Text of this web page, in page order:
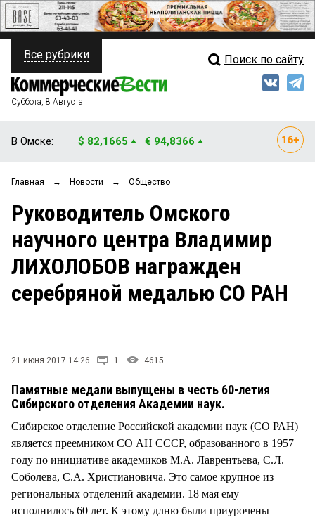
ПОЛИТИКА
ФИНАНСЫ
ОБЩЕСТВО
ЗАКОН
НОВОСТИ КОМПАНИЙ
ПРОИСШЕСТВИЯ
Свежий выпуск
Рейтинги
Блоги
Архив
Все рубрики Поиск по сайту
Суббота, 8 Августа
В Омске: $ 82,1665 € 94,8366
Главная → Новости → Общество
Руководитель Омского
научного центра Владимир
ЛИХОЛОБОВ награжден
серебряной медалью СО РАН
21 июня 2017 14:26 1 4615
Памятные медали выпущены в честь 60-летия
Сибирского отделения Академии наук.
Сибирское отделение Российской академии наук (СО РАН)
является преемником СО АН СССР, образованного в 1957
году по инициативе академиков М.А. Лаврентьева, С.Л.
Соболева, С.А. Христиановича. Это самое крупное из
региональных отделений академии. 18 мая ему
исполнилось 60 лет. К этому длню были приурочены